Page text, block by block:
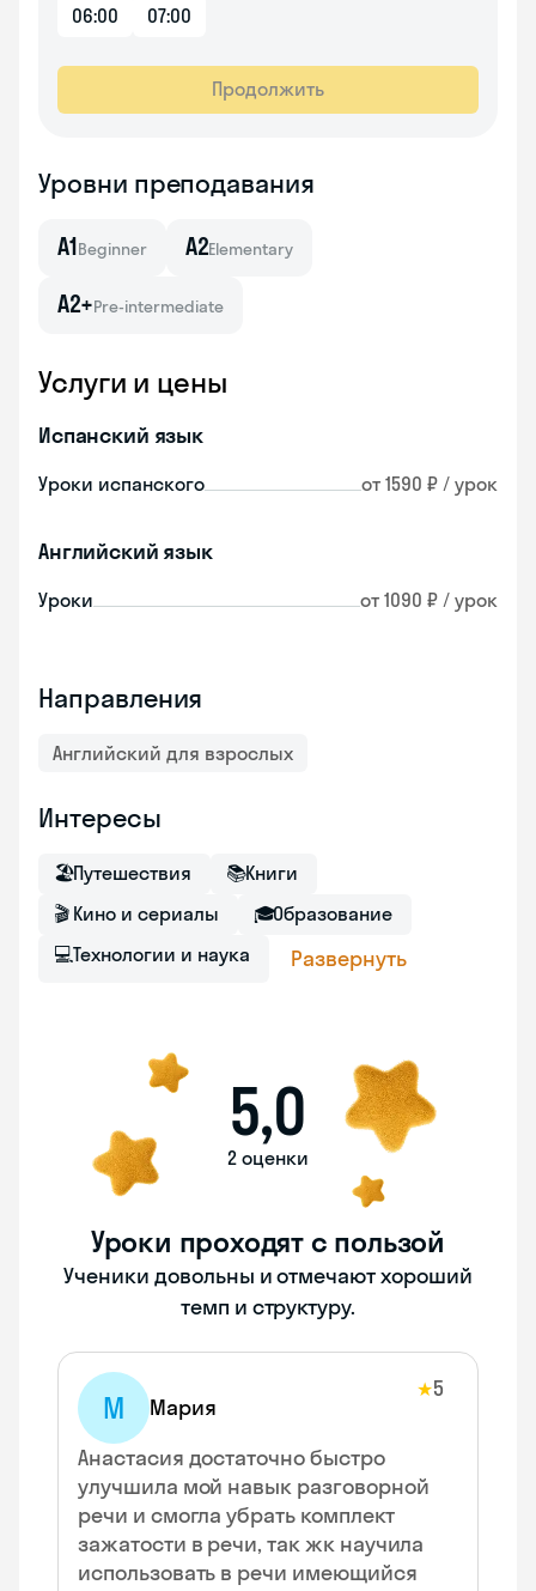
06:00 07:00
Продолжить
Уровни преподавания
A1Beginner A2Elementary
A2+Pre-intermediate
Услуги и цены
Испанский язык
Уроки испанского от 1590 ₽ / урок
Английский язык
Уроки от 1090 ₽ / урок
Направления
Английский для взрослых
Интересы
🏖Путешествия 📚Книги
🎬 Кино и сериалы 🎓Образование
💻Технологии и наука Развернуть
5,0
2 оценки
Уроки проходят с пользой
Ученики довольны и отмечают хороший
темп и структуру.
М Мария
★5
Анастасия достаточно быстро
улучшила мой навык разговорной
речи и смогла убрать комплект
зажатости в речи, так жк научила
использовать в речи имеющийся